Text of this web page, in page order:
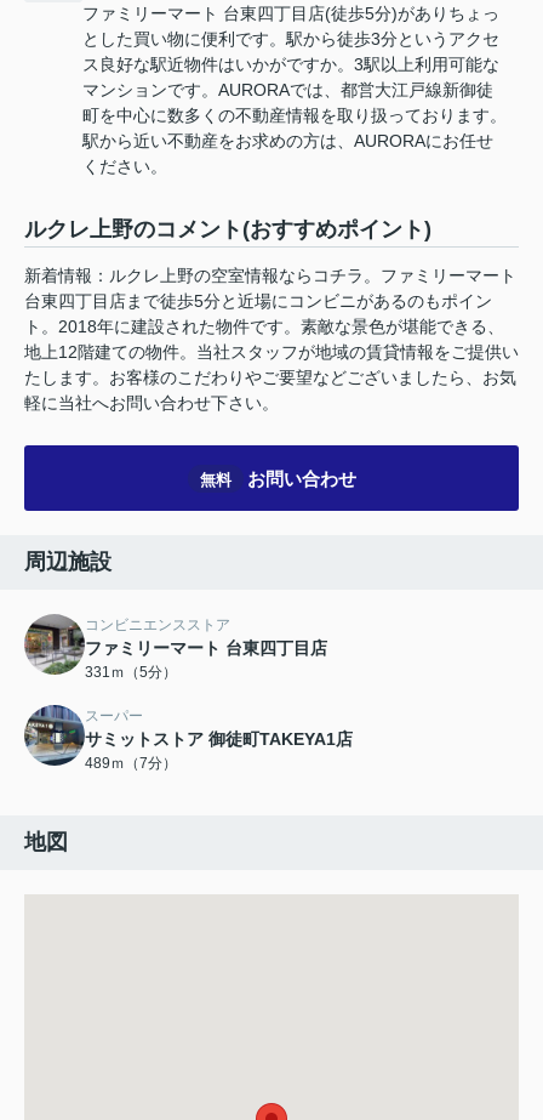
ファミリーマート 台東四丁目店(徒歩5分)がありちょっ
とした買い物に便利です。駅から徒歩3分というアクセ
ス良好な駅近物件はいかがですか。3駅以上利用可能な
マンションです。AURORAでは、都営大江戸線新御徒
町を中心に数多くの不動産情報を取り扱っております。
駅から近い不動産をお求めの方は、AURORAにお任せ
ください。
ルクレ上野のコメント(おすすめポイント)
新着情報：ルクレ上野の空室情報ならコチラ。ファミリーマート
台東四丁目店まで徒歩5分と近場にコンビニがあるのもポイン
ト。2018年に建設された物件です。素敵な景色が堪能できる、
地上12階建ての物件。当社スタッフが地域の賃貸情報をご提供い
たします。お客様のこだわりやご要望などございましたら、お気
軽に当社へお問い合わせ下さい。
無料 お問い合わせ
周辺施設
コンビニエンスストア
ファミリーマート 台東四丁目店
331ｍ（5分）
スーパー
サミットストア 御徒町TAKEYA1店
489ｍ（7分）
地図